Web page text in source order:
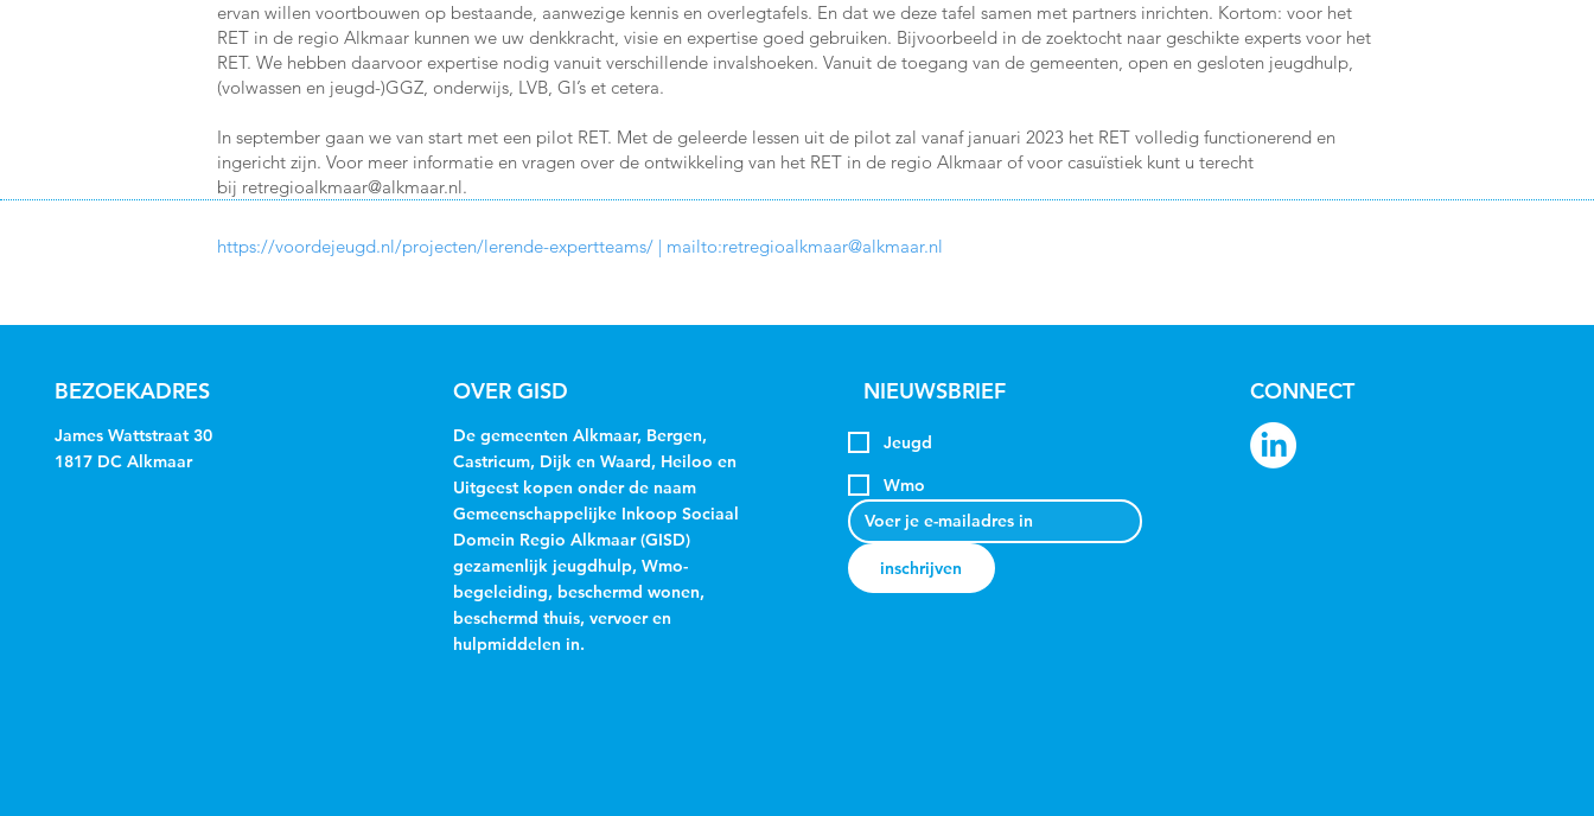
ervan willen voortbouwen op bestaande, aanwezige kennis en overlegtafels. En dat we deze tafel samen met partners inrichten. Kortom: voor het
RET in de regio Alkmaar kunnen we uw denkkracht, visie en expertise goed gebruiken. Bijvoorbeeld in de zoektocht naar geschikte experts voor het
RET. We hebben daarvoor expertise nodig vanuit verschillende invalshoeken. Vanuit de toegang van de gemeenten, open en gesloten jeugdhulp,
(volwassen en jeugd-)GGZ, onderwijs, LVB, GI’s et cetera.
In september gaan we van start met een pilot RET. Met de geleerde lessen uit de pilot zal vanaf januari 2023 het RET volledig functionerend en
ingericht zijn. Voor meer informatie en vragen over de ontwikkeling van het RET in de regio Alkmaar of voor casuïstiek kunt u terecht
bij retregioalkmaar@alkmaar.nl.
https://voordejeugd.nl/projecten/lerende-expertteams/ | mailto:retregioalkmaar@alkmaar.nl
BEZOEKADRES
James Wattstraat 30
1817 DC Alkmaar
OVER GISD
De gemeenten Alkmaar, Bergen,
Castricum, Dijk en Waard, Heiloo en
Uitgeest kopen onder de naam
Gemeenschappelijke Inkoop Sociaal
Domein Regio Alkmaar (GISD)
gezamenlijk jeugdhulp, Wmo-
begeleiding, beschermd wonen,
beschermd thuis, vervoer en
hulpmiddelen in.
NIEUWSBRIEF
Jeugd
Wmo
inschrijven
CONNECT